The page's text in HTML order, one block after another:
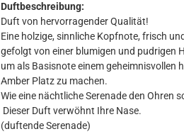
Duftbeschreibung:
Duft von hervorragender Qualität!
Eine holzige, sinnliche Kopfnote, frisch
gefolgt von einer blumigen und pudrigen
um als Basisnote einem geheimnisvollen
Amber Platz zu machen.
Wie eine nächtliche Serenade den Ohren
Dieser Duft verwöhnt Ihre Nase.
(duftende Serenade)